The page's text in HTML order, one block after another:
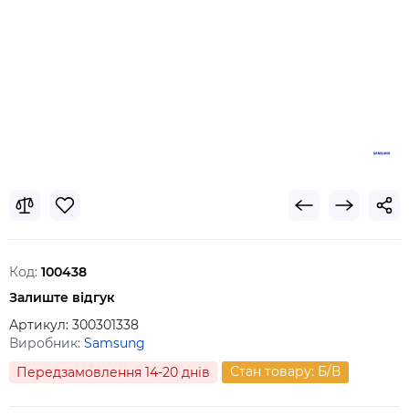
Код: 100438
Залиште відгук
Артикул: 300301338
Виробник: Samsung
Передзамовлення 14-20 днів
Стан товару: Б/В